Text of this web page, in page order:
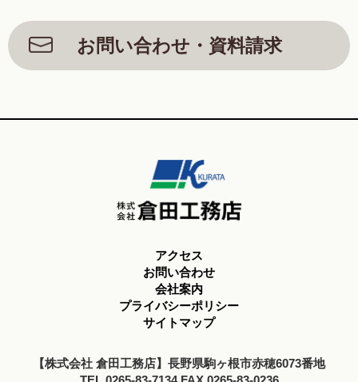
お問い合わせ・資料請求
アクセス
お問い合わせ
会社案内
プライバシーポリシー
サイトマップ
【株式会社 倉田工務店】長野県駒ヶ根市赤穂6073番地